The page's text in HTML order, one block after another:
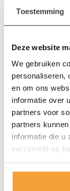
Toestemming
Deze website
We gebruiken
personaliseren,
en om ons
informatie over
partners voor
partners
informatie die u
verzameld op
Kan ik op
Wat is de
Kan ik een
doorgeven?
Kan ik mijn